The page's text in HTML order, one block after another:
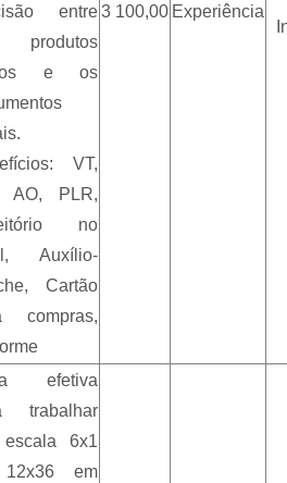
entre
e os
VT,
AO, PLR,
no
Auxílio-
Cartão
compras,
3 100,00 Experiência
efetiva
trabalhar
6x1
em